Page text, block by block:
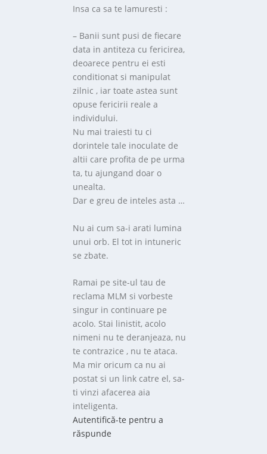
Insa ca sa te lamuresti :
– Banii sunt pusi de fiecare
data in antiteza cu fericirea,
deoarece pentru ei esti
conditionat si manipulat
zilnic , iar toate astea sunt
opuse fericirii reale a
individului.
Nu mai traiesti tu ci
dorintele tale inoculate de
altii care profita de pe urma
ta, tu ajungand doar o
unealta.
Dar e greu de inteles asta …
Nu ai cum sa-i arati lumina
unui orb. El tot in intuneric
se zbate.
Ramai pe site-ul tau de
reclama MLM si vorbeste
singur in continuare pe
acolo. Stai linistit, acolo
nimeni nu te deranjeaza, nu
te contrazice , nu te ataca.
Ma mir oricum ca nu ai
postat si un link catre el, sa-
ti vinzi afacerea aia
inteligenta.
Autentifică-te pentru a
răspunde